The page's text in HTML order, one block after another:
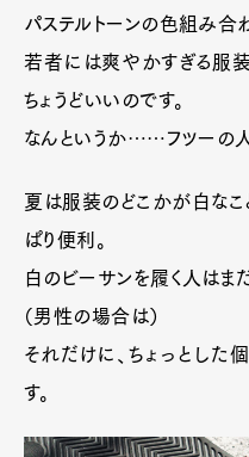
パステルトーンの色組み合
若者には爽やかすぎる服装
ちょうどいいのです。
なんというか……フツーの人
夏は服装のどこかが白なこ
ぱり便利。
白のビーサンを履く人はま
（男性の場合は）
それだけに、ちょっとした
す。